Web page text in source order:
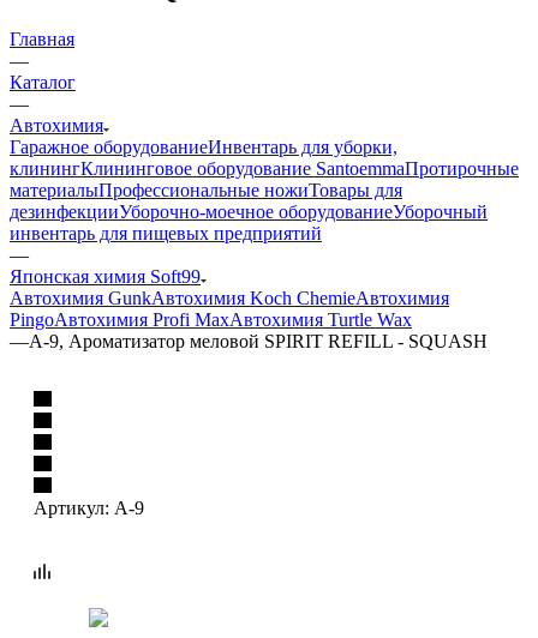
Главная
—
Каталог
—
Автохимия
Гаражное оборудованиеИнвентарь для уборки,
клинингКлининговое оборудование SantoemmaПротирочные
материалыПрофессиональные ножиТовары для
дезинфекцииУборочно-моечное оборудованиеУборочный
инвентарь для пищевых предприятий
—
Японская химия Soft99
Автохимия GunkАвтохимия Koch ChemieАвтохимия
PingoАвтохимия Profi MaxАвтохимия Turtle Wax
—A-9, Ароматизатор меловой SPIRIT REFILL - SQUASH
Артикул: A-9